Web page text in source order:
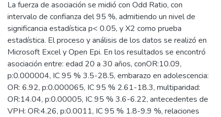
La fuerza de asociación se midió con Odd Ratio, con
intervalo de confianza del 95 %, admitiendo un nivel de
significancia estadística p< 0.05, y X2 como prueba
estadística. El proceso y análisis de los datos se realizó en
Microsoft Excel y Open Epi. En los resultados se encontró
asociación entre: edad 20 a 30 años, conOR:10.09,
p:0.000004, IC 95 % 3.5-28.5, embarazo en adolescencia:
OR: 6.92, p:0.000065, IC 95 % 2.61-18.3, multiparidad:
OR:14.04, p:0.00005, IC 95 % 3.6-6.22, antecedentes de
VPH: OR:4.26, p:0.0011, IC 95 % 1.8-9.9 %, relaciones